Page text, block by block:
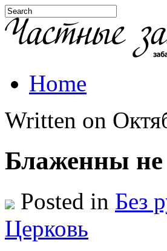
Home
Written on
Блаженны не
Posted in Без
Церковь